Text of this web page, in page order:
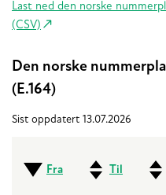
Last ned den norske
(CSV)
Den norske
(E.164)
Sist oppdatert 13.07.2026
Fra Til